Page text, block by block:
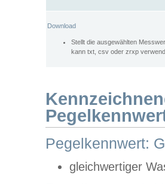
Download
Stellt die ausgewählten
kann txt, csv oder zrxp
Pegelkennwert:
gleichwertiger